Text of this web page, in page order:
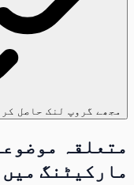
مجھے گروپ لنک حاصل
متعلقہ
مارکیٹنگ میں